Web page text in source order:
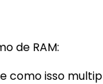
de RAM:
como isso